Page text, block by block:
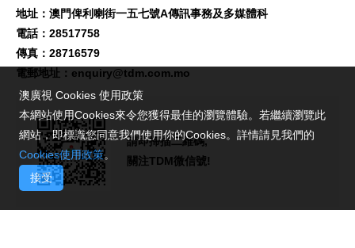
地址：澳門俾利喇街一五七號A傳訊事務及多媒體科
電話：28517758
傳真：28716579
電郵地址： enquiry@tdm.com.mo
請即掃描二維碼,
關注TDM微信號!
澳廣視 Cookies 使用政策
本網站使用Cookies來令您獲得最佳的瀏覽體驗。若繼續瀏覽此
網站，即標識您同意我們使用你的Cookies。詳情請見我們的
Cookies使用政策。
接受